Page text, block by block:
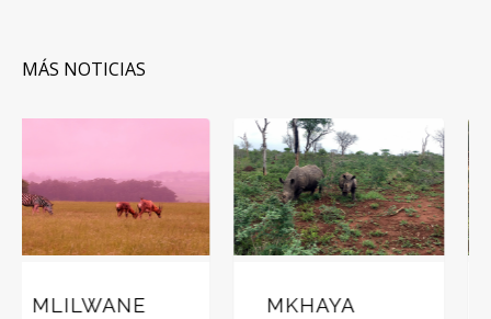
MÁS NOTICIAS
MKHAYA
HLANE